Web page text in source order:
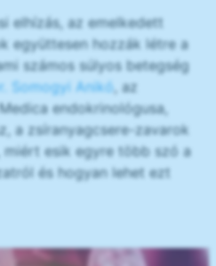
elhízás, az emelkedett
együttesen hozzák létre a
számos súlyos betegség
Somogyi Anikó, az
endokrinológusa,
a zsíranyagcsere-zavarok
esik egyre több szó a
és hogyan lehet ezt